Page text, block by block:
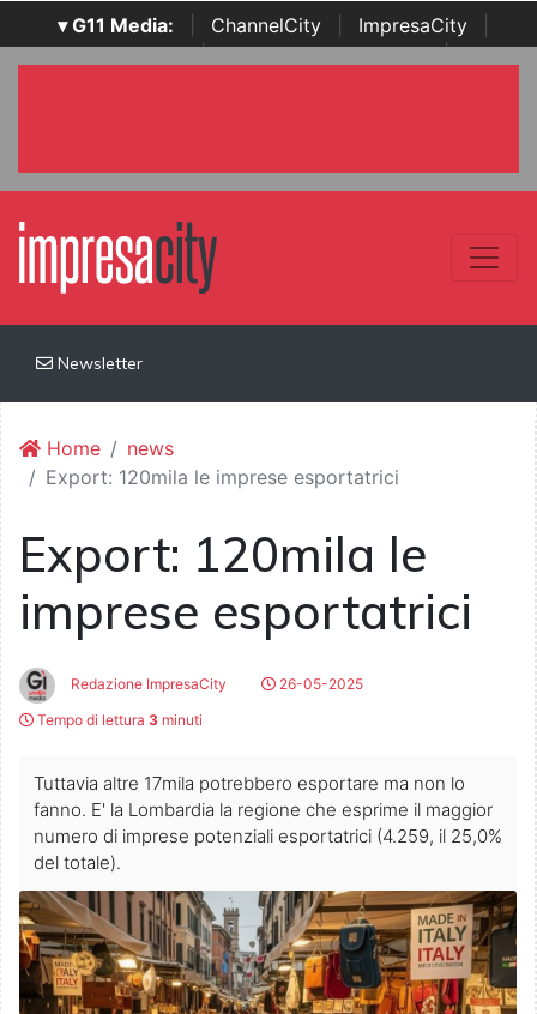
▾ G11 Media: ChannelCity ImpresaCity
SecurityOpenLab | Italian Channel Awards | Italian
Newsletter
Home
news
Export: 120mila le imprese esportatrici
Export: 120mila le
imprese esportatrici
Redazione ImpresaCity
26-05-2025
Tempo di lettura 3 minuti
Tuttavia altre 17mila potrebbero esportare ma non lo
fanno. E' la Lombardia la regione che esprime il maggior
numero di imprese potenziali esportatrici (4.259, il 25,0%
del totale).